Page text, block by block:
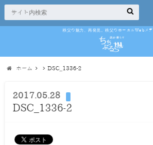
秩父の魅力、再発見。秩父のローカルWebメデ
ホーム DSC_1336-2
2017.05.28
DSC_1336-2